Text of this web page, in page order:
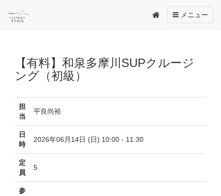
Toggle
navigation
メニュー
【有料】和泉多摩川SUPクルージ
ング（初級）
担
当
平良尚裕
日
時
2026年06月14日 (日) 10:00 - 11:30
定
員
5
参